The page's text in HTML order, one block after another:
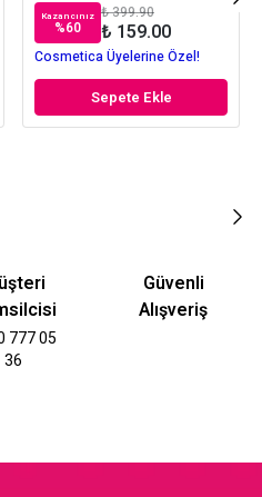
Kazancınız
%60
₺ 399.90
₺ 159.00
Cosmetica Üyelerine Özel!
Sepete Ekle
777 05
36
Güvenli
Alışveriş